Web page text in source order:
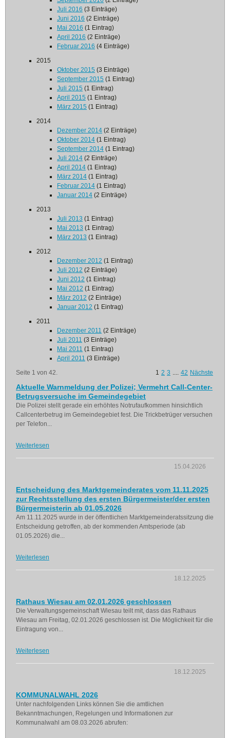
Juli 2016 (3 Einträge)
Juni 2016 (2 Einträge)
Mai 2016 (1 Eintrag)
April 2016 (2 Einträge)
Februar 2016 (4 Einträge)
2015
Oktober 2015 (3 Einträge)
September 2015 (1 Eintrag)
Juli 2015 (1 Eintrag)
April 2015 (1 Eintrag)
März 2015 (1 Eintrag)
2014
Dezember 2014 (2 Einträge)
Oktober 2014 (1 Eintrag)
September 2014 (1 Eintrag)
Juli 2014 (2 Einträge)
April 2014 (1 Eintrag)
März 2014 (1 Eintrag)
Februar 2014 (1 Eintrag)
Januar 2014 (2 Einträge)
2013
Juli 2013 (1 Eintrag)
Mai 2013 (1 Eintrag)
März 2013 (1 Eintrag)
2012
Dezember 2012 (1 Eintrag)
Juli 2012 (2 Einträge)
Juni 2012 (1 Eintrag)
Mai 2012 (1 Eintrag)
März 2012 (2 Einträge)
Januar 2012 (1 Eintrag)
2011
Dezember 2011 (2 Einträge)
Juli 2011 (3 Einträge)
Mai 2011 (1 Eintrag)
April 2011 (3 Einträge)
Seite 1 von 42.
1 2 3 .... 42 Nächste
Aktuelle Warnmeldung der Polizei; Vermehrt Call-Center-
Betrugsversuche im Gemeindegebiet
Die Polizei stellt gerade ein erhöhtes Notrufaufkommen hinsichtlich
Callcenterbetrug im Gemeindegebiet fest. Die Trickbetrüger versuchen
per Telefon...
Weiterlesen
15.04.2026
Entscheidung des Marktgemeinderates vom 11.11.2025
zur Rechtsstellung des ersten Bürgermeister/der ersten
Bürgermeisterin ab 01.05.2026
Am 11.11.2025 wurde in der öffentlichen Marktgemeinderatssitzung die
Entscheidung getroffen, ab der kommenden Amtsperiode (ab
01.05.2026) die...
Weiterlesen
18.12.2025
Rathaus Wiesau am 02.01.2026 geschlossen
Die Verwaltungsgemeinschaft Wiesau teilt mit, dass das Rathaus
Wiesau am Freitag, 02.01.2026 geschlossen ist. Die Möglichkeit für die
Eintragung von...
Weiterlesen
18.12.2025
KOMMUNALWAHL 2026
Unter nachfolgenden Links können Sie die amtlichen
Bekanntmachungen, Regelungen und Informationen zur
Kommunalwahl am 08.03.2026 abrufen: